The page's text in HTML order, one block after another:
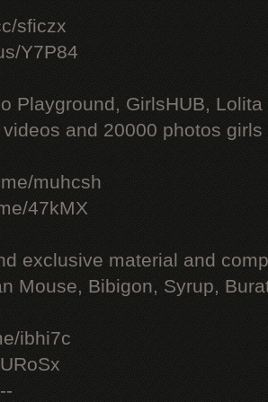
sficzx
Y7P84
Playground, GirlsHUB, Lolita
and 20000 photos
muhcsh
47kMX
exclusive material and
Mouse, Bibigon, Syrup,
ibhi7c